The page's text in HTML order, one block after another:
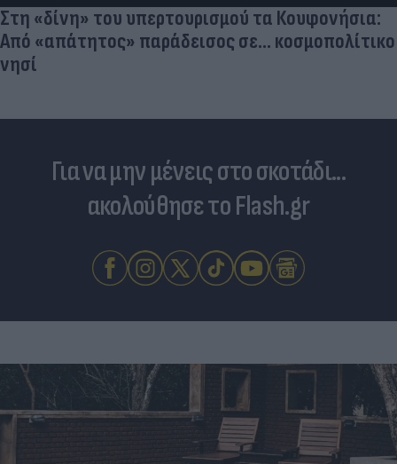
Στη «δίνη» του υπερτουρισμού τα Κουφονήσια:
Από «απάτητος» παράδεισος σε... κοσμοπολίτικο
νησί
Για να μην μένεις στο σκοτάδι...
ακολούθησε το Flash.gr